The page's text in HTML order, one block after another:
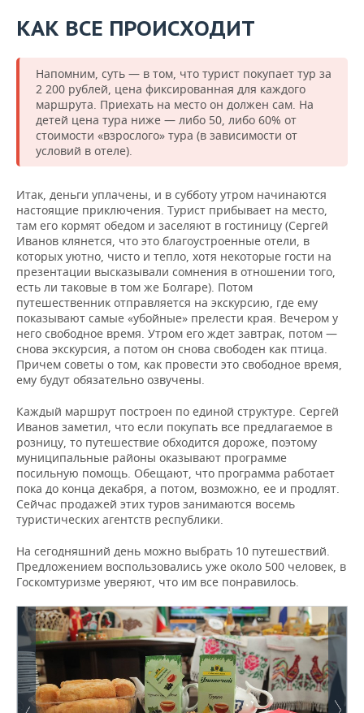
КАК ВСЕ ПРОИСХОДИТ
Напомним, суть — в том, что турист покупает тур за
2 200 рублей, цена фиксированная для каждого
маршрута. Приехать на место он должен сам. На
детей цена тура ниже — либо 50, либо 60% от
стоимости «взрослого» тура (в зависимости от
условий в отеле).
Итак, деньги уплачены, и в субботу утром начинаются
настоящие приключения. Турист прибывает на место,
там его кормят обедом и заселяют в гостиницу (Сергей
Иванов клянется, что это благоустроенные отели, в
которых уютно, чисто и тепло, хотя некоторые гости на
презентации высказывали сомнения в отношении того,
есть ли таковые в том же Болгаре). Потом
путешественник отправляется на экскурсию, где ему
показывают самые «убойные» прелести края. Вечером у
него свободное время. Утром его ждет завтрак, потом —
снова экскурсия, а потом он снова свободен как птица.
Причем советы о том, как провести это свободное время,
ему будут обязательно озвучены.
Каждый маршрут построен по единой структуре. Сергей
Иванов заметил, что если покупать все предлагаемое в
розницу, то путешествие обходится дороже, поэтому
муниципальные районы оказывают программе
посильную помощь. Обещают, что программа работает
пока до конца декабря, а потом, возможно, ее и продлят.
Сейчас продажей этих туров занимаются восемь
туристических агентств республики.
На сегодняшний день можно выбрать 10 путешествий.
Предложением воспользовались уже около 500 человек, в
Госкомтуризме уверяют, что им все понравилось.